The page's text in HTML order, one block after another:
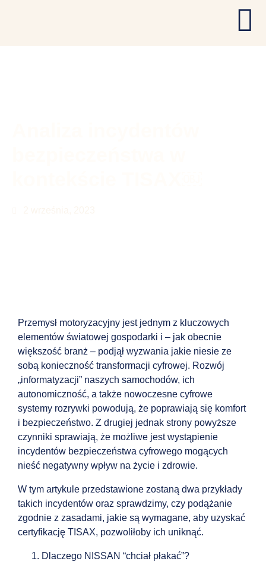
Przemysł motoryzacyjny jest jednym z kluczowych
elementów światowej gospodarki i – jak obecnie
większość branż – podjął wyzwania jakie niesie ze
sobą konieczność transformacji cyfrowej. Rozwój
„informatyzacji” naszych samochodów, ich
autonomiczność, a także nowoczesne cyfrowe
systemy rozrywki powodują, że poprawiają się komfort
i bezpieczeństwo. Z drugiej jednak strony powyższe
czynniki sprawiają, że możliwe jest wystąpienie
incydentów bezpieczeństwa cyfrowego mogących
nieść negatywny wpływ na życie i zdrowie.
W tym artykule przedstawione zostaną dwa przykłady
takich incydentów oraz sprawdzimy, czy podążanie
zgodnie z zasadami, jakie są wymagane, aby uzyskać
certyfikację TISAX, pozwoliłoby ich uniknąć.
Dlaczego NISSAN “chciał płakać”?